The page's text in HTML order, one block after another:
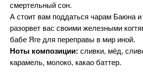
смертельный сон.
А стоит вам поддаться чарам Баюна и
разорвет вас своими железными
бабе Яге для переправы в мир иной.
Ноты композиции: сливки, мёд,
карамель, молоко, какао баттер.